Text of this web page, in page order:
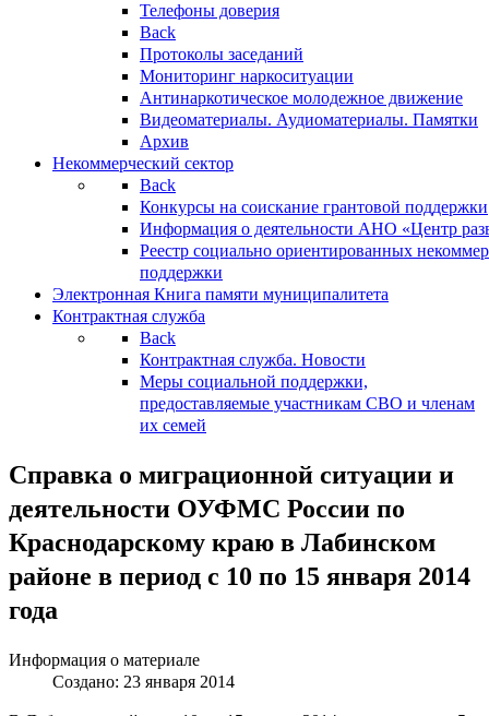
Телефоны доверия
Back
Протоколы заседаний
Мониторинг наркоситуации
Антинаркотическое молодежное движение
Видеоматериалы. Аудиоматериалы. Памятки
Архив
Некоммерческий сектор
Back
Конкурсы на соискание грантовой поддержки
Информация о деятельности АНО «Центр
Реестр социально ориентированных
поддержки
Электронная Книга памяти муниципалитета
Контрактная служба
Back
Контрактная служба. Новости
Меры социальной поддержки,
предоставляемые участникам СВО и членам
их семей
Справка о миграционной ситуации и
деятельности ОУФМС России по
Краснодарскому краю в Лабинском
районе в период с 10 по 15 января 2014
года
Информация о материале
Создано: 23 января 2014